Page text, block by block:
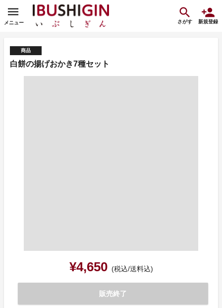
メニュー さがす 新規登録
商品
白餅の揚げおかき7種セット
¥4,650 (税込/送料込)
販売終了